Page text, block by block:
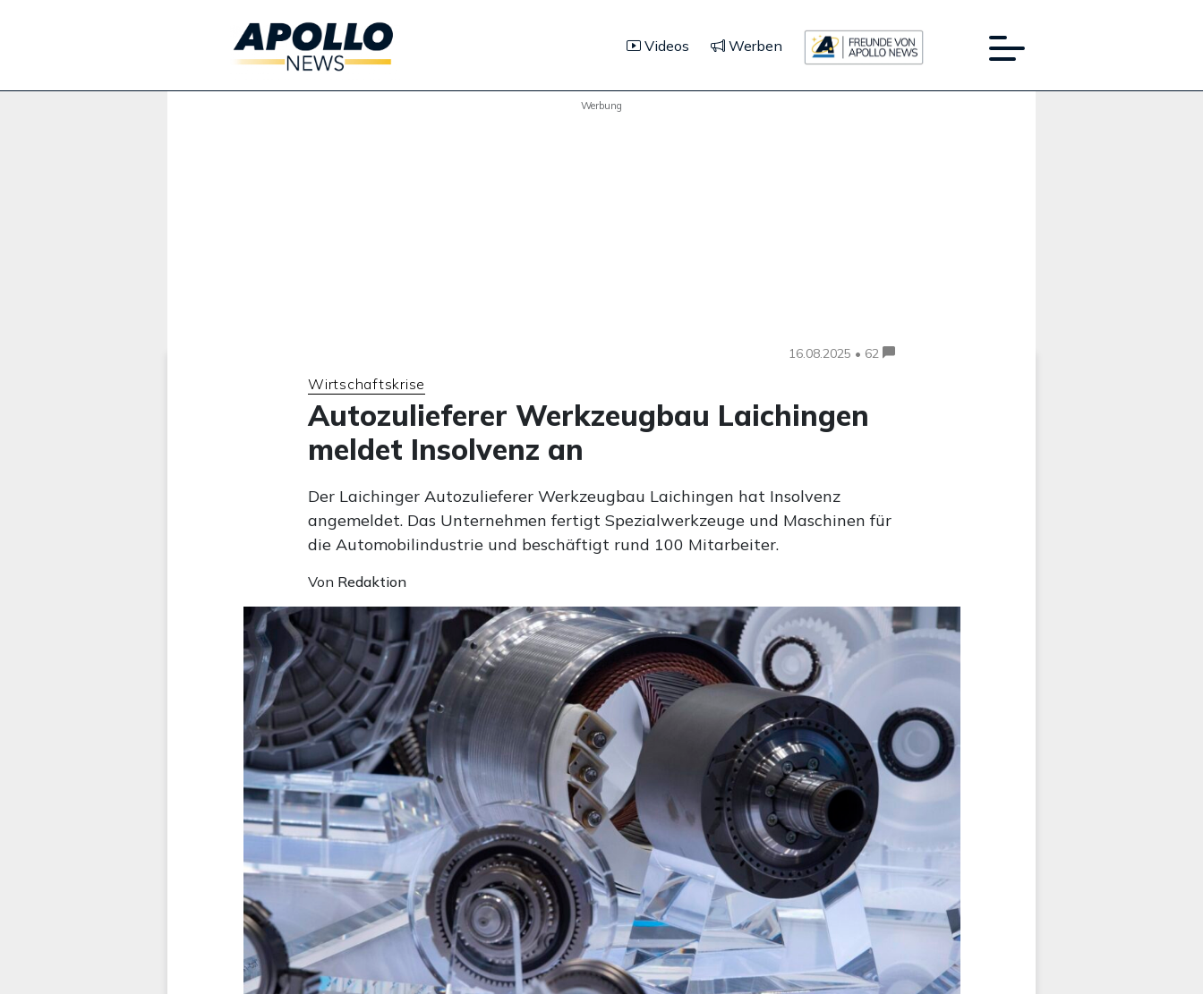
Videos Werben
Werbung
16.08.2025 • 62
Wirtschaftskrise
Autozulieferer Werkzeugbau Laichingen
meldet Insolvenz an
Der Laichinger Autozulieferer Werkzeugbau Laichingen hat Insolvenz
angemeldet. Das Unternehmen fertigt Spezialwerkzeuge und Maschinen für
die Automobilindustrie und beschäftigt rund 100 Mitarbeiter.
Von Redaktion